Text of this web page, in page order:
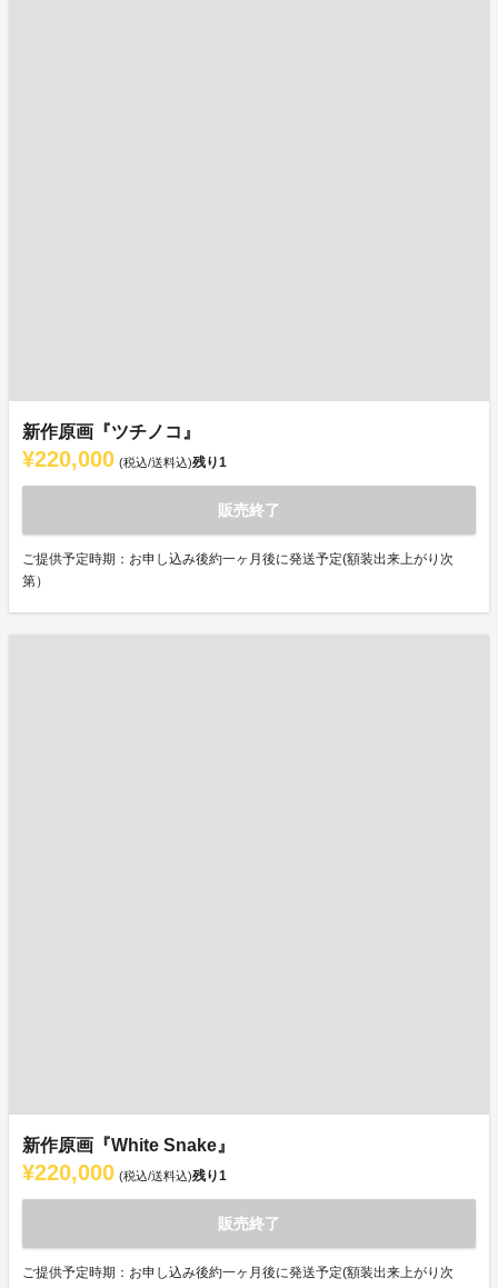
新作原画『ツチノコ』
¥220,000 (税込/送料込)残り1
販売終了
ご提供予定時期：お申し込み後約一ヶ月後に発送予定(額装出来上がり次
第）
新作原画『White Snake』
¥220,000 (税込/送料込)残り1
販売終了
ご提供予定時期：お申し込み後約一ヶ月後に発送予定(額装出来上がり次